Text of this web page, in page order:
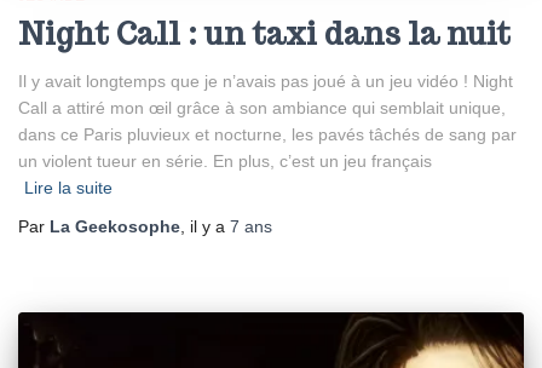
Night Call : un taxi dans la nuit
Il y avait longtemps que je n’avais pas joué à un jeu vidéo ! Night
Call a attiré mon œil grâce à son ambiance qui semblait unique,
dans ce Paris pluvieux et nocturne, les pavés tâchés de sang par
un violent tueur en série. En plus, c’est un jeu français
Lire la suite
Par La Geekosophe , il y a 7 ans